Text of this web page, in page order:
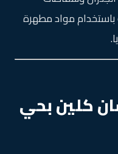
مواد مطهرة
كلين بحي